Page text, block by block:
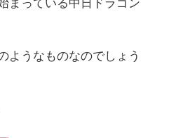
まっている中日ドラゴン
ようなものなのでしょう